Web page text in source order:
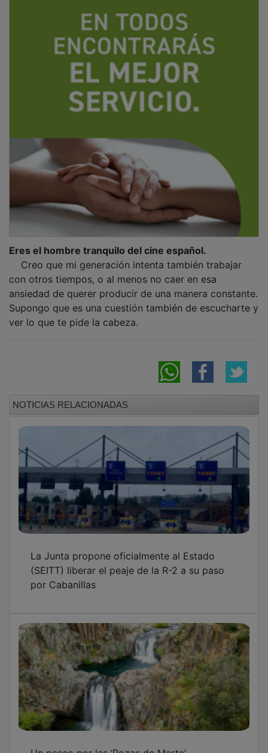
Creo que mi generación intenta también trabajar
con otros tiempos, o al menos no caer en esa
ansiedad de querer producir de una manera constante.
Supongo que es una cuestión también de escucharte y
ver lo que te pide la cabeza.
(SEITT) liberar el peaje de la R-2 a su paso
por Cabanillas